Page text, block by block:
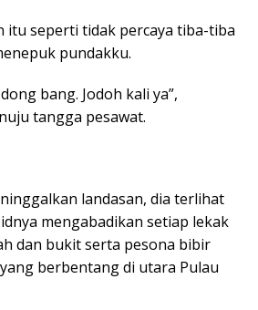
itu seperti tidak percaya tiba-tiba
pundakku.
bang. Jodoh kali ya”,
tangga pesawat.
landasan, dia terlihat
mengabadikan setiap lekak
dan bukit serta pesona bibir
berbentang di utara Pulau